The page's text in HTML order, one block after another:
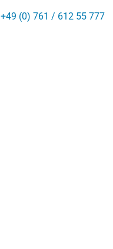
+49 (0) 761 / 612 55 777